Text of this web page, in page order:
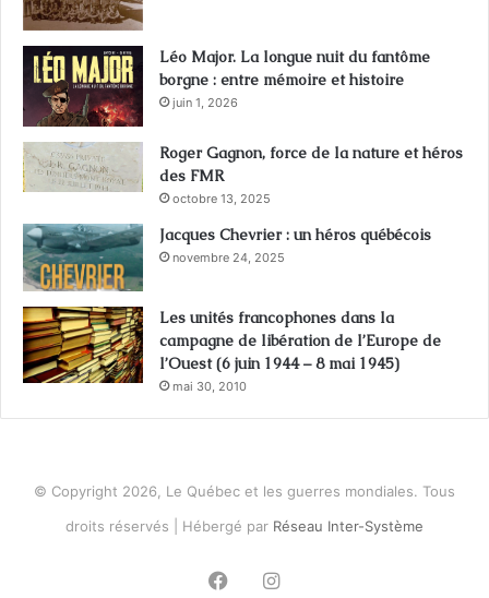
Léo Major. La longue nuit du fantôme
borgne : entre mémoire et histoire
juin 1, 2026
Roger Gagnon, force de la nature et héros
des FMR
octobre 13, 2025
Jacques Chevrier : un héros québécois
novembre 24, 2025
Les unités francophones dans la
campagne de libération de l’Europe de
l’Ouest (6 juin 1944 – 8 mai 1945)
mai 30, 2010
© Copyright 2026, Le Québec et les guerres mondiales. Tous
droits réservés | Hébergé par Réseau Inter-Système
FacebookInstagram